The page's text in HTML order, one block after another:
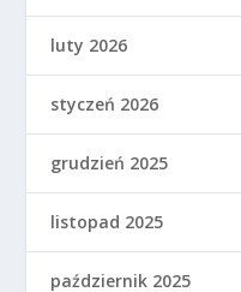
luty 2026
styczeń 2026
grudzień 2025
listopad 2025
październik 2025